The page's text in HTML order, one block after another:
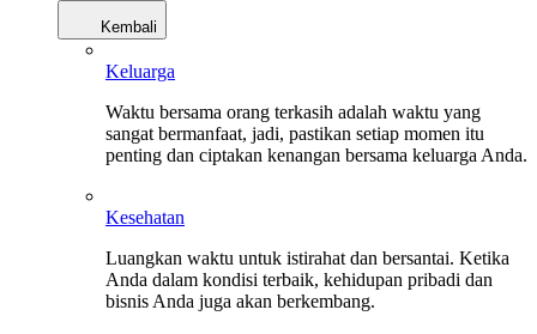
Kembali
Keluarga
Waktu bersama orang terkasih adalah waktu yang
sangat bermanfaat, jadi, pastikan setiap momen itu
penting dan ciptakan kenangan bersama keluarga Anda.
Kesehatan
Luangkan waktu untuk istirahat dan bersantai. Ketika
Anda dalam kondisi terbaik, kehidupan pribadi dan
bisnis Anda juga akan berkembang.